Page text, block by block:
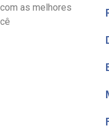
as melhores